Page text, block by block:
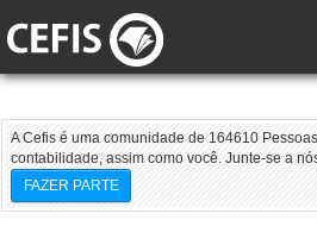
A Cefis é uma comunidade de 164610
contabilidade, assim como você. Junte-se a
FAZER PARTE